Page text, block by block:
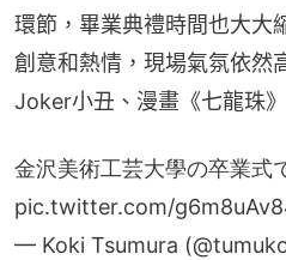
環節，畢業典禮時間也大大
創意和熱情，現場氣氛依然
Joker小丑、漫畫《七龍珠
金沢美術工芸大學の卒業式
pic.twitter.com/
— Koki Tsumura